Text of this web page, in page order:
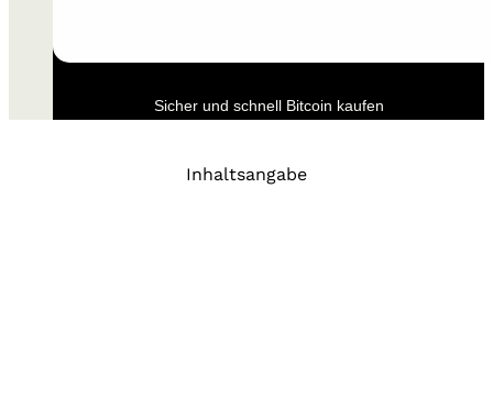
Sicher und schnell Bitcoin kaufen
Inhaltsangabe